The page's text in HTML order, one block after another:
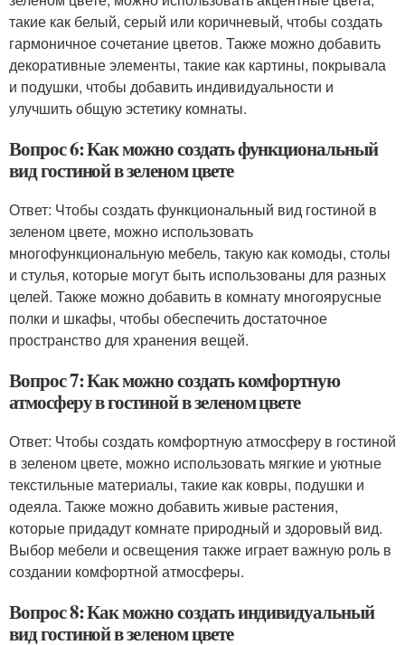
такие как белый, серый или коричневый, чтобы создать
гармоничное сочетание цветов. Также можно добавить
декоративные элементы, такие как картины, покрывала
и подушки, чтобы добавить индивидуальности и
улучшить общую эстетику комнаты.
Вопрос 6: Как можно создать функциональный
вид гостиной в зеленом цвете
Ответ: Чтобы создать функциональный вид гостиной в
зеленом цвете, можно использовать
многофункциональную мебель, такую как комоды, столы
и стулья, которые могут быть использованы для разных
целей. Также можно добавить в комнату многоярусные
полки и шкафы, чтобы обеспечить достаточное
пространство для хранения вещей.
Вопрос 7: Как можно создать комфортную
атмосферу в гостиной в зеленом цвете
Ответ: Чтобы создать комфортную атмосферу в гостиной
в зеленом цвете, можно использовать мягкие и уютные
текстильные материалы, такие как ковры, подушки и
одеяла. Также можно добавить живые растения,
которые придадут комнате природный и здоровый вид.
Выбор мебели и освещения также играет важную роль в
создании комфортной атмосферы.
Вопрос 8: Как можно создать индивидуальный
вид гостиной в зеленом цвете